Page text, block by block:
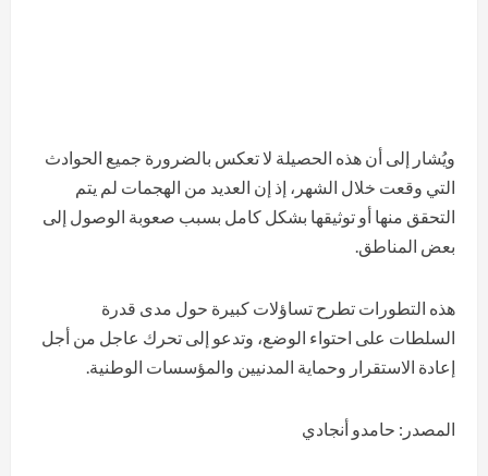
ويُشار إلى أن هذه الحصيلة لا تعكس بالضرورة جميع الحوادث
التي وقعت خلال الشهر، إذ إن العديد من الهجمات لم يتم
التحقق منها أو توثيقها بشكل كامل بسبب صعوبة الوصول إلى
بعض المناطق.
هذه التطورات تطرح تساؤلات كبيرة حول مدى قدرة
السلطات على احتواء الوضع، وتدعو إلى تحرك عاجل من أجل
إعادة الاستقرار وحماية المدنيين والمؤسسات الوطنية.
المصدر: حامدو أنجادي